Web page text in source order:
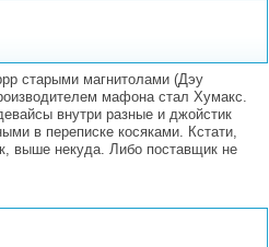
старыми магнитолами (Дэу
мафона стал Хумакс.
внутри разные и джойстик
в переписке косяками. Кстати,
выше некуда. Либо поставщик не